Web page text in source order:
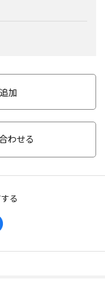
加
わせる
る